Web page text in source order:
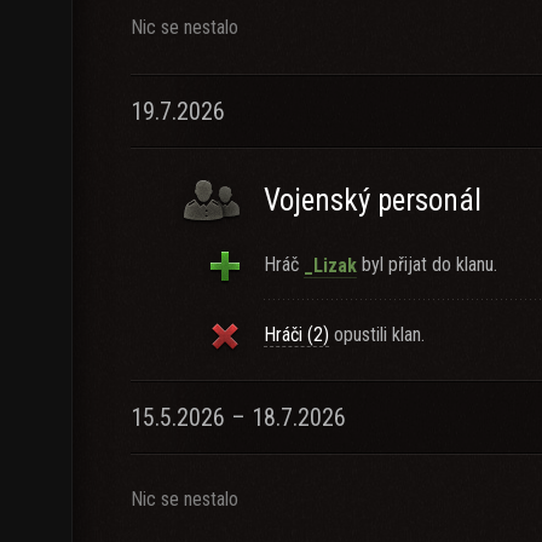
Nic se nestalo
19.7.2026
Vojenský personál
Hráč _Lizak byl přijat do klanu.
Hráči (2) opustili klan.
15.5.2026 – 18.7.2026
Nic se nestalo